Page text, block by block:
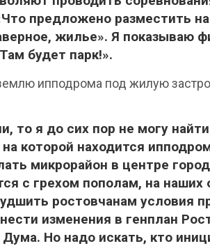
предложено разместить
жилье». Я показываю
будет парк!».
ипподрома под жилую
то я до сих пор не могу
которой находится
микрорайон в центре
с грехом пополам, на наших
ростовчанам условия
изменения в генплан
Но надо искать, кто